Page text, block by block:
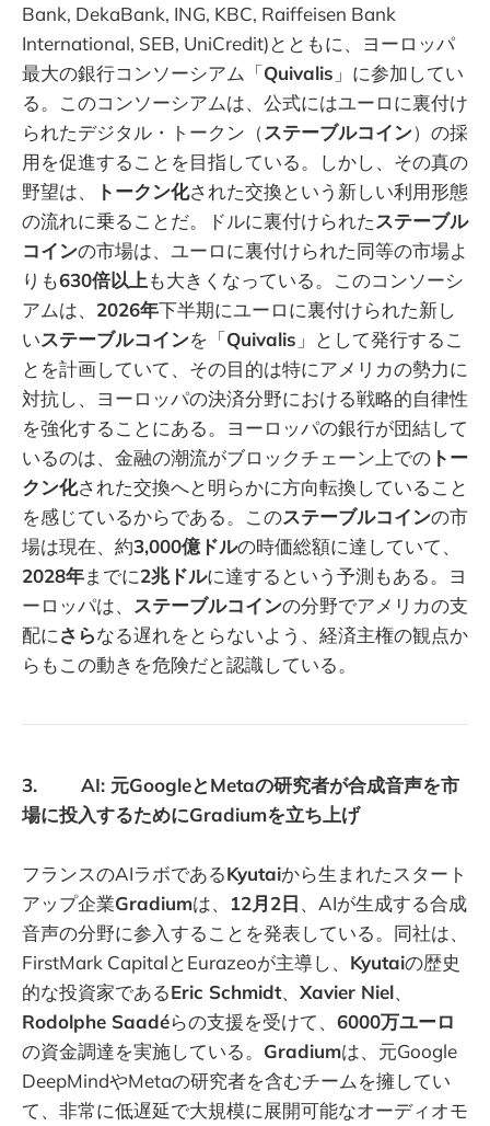
Bank, DekaBank, ING, KBC, Raiffeisen Bank
International, SEB, UniCredit)とともに、ヨーロッパ
最大の銀行コンソーシアム「Quivalis 」に参加してい
る。このコンソーシアムは、公式にはユーロに裏付け
られたデジタル・トークン（ステーブルコイン）の採
用を促進することを目指している。しかし、その真の
野望は、
トークン化された交換という新しい利用形態
の流れに乗ることだ。ドルに裏付けられたステーブル
コインの市場は、ユーロに裏付けられた同等の市場よ
りも630倍以上も大きくなっている。このコンソーシ
アムは、 2026年下半期にユーロに裏付けられた新し
いステーブルコインを「Quivalis 」として発行するこ
とを計画していて、その目的は特にアメリカの勢力に
対抗し、ヨーロッパの決済分野における戦略的自律性
を強化することにある。ヨーロッパの銀行が団結して
いるのは、金融の潮流がブロックチェーン上での トー
クン化された交換へと明らかに方向転換していること
を感じているからである。このステーブルコインの市
場は現在、約3,000億ドルの時価総額に達していて、
2028年までに2兆ドルに達するという予測もある。ヨ
ーロッパは、 ステーブルコインの分野でアメリカの支
配にさらなる遅れをとらないよう、経済主権の観点か
らもこの動きを危険だと認識している。
3. AI: 元GoogleとMetaの研究者が合成音声を市
場に投入するためにGradiumを立ち上げ
フランスのAIラボであるKyutaiから生まれたスタート
アップ企業Gradiumは、 12月2日、AIが生成する合成
音声の分野に参入することを発表している。同社は、
FirstMark CapitalとEurazeoが主導し、 Kyutaiの歴史
的な投資家であるEric Schmidt、 Xavier Niel、
Rodolphe Saadéらの支援を受けて、 6000万ユーロ
の資金調達を実施している。 Gradiumは、元Google
DeepMindやMetaの研究者を含むチームを擁してい
て、非常に低遅延で大規模に展開可能なオーディオモ